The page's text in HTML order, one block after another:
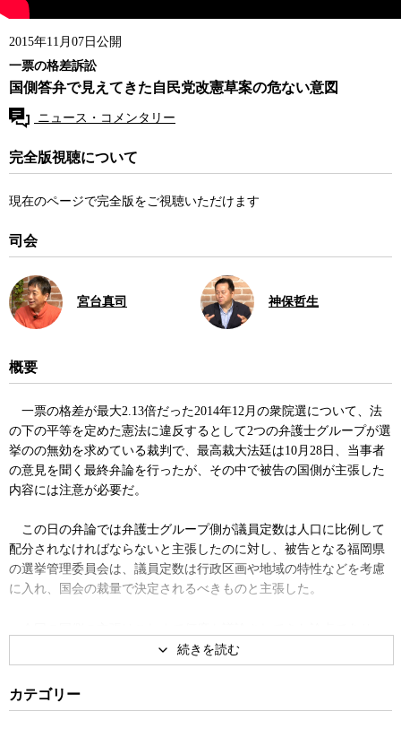
2015年11月07日公開
一票の格差訴訟
国側答弁で見えてきた自民党改憲草案の危ない意図
ニュース・コメンタリー
完全版視聴について
現在のページで完全版をご視聴いただけます
司会
宮台真司 神保哲生
概要
一票の格差が最大2.13倍だった2014年12月の衆院選について、法
の下の平等を定めた憲法に違反するとして2つの弁護士グループが選
挙のの無効を求めている裁判で、最高裁大法廷は10月28日、当事者
の意見を聞く最終弁論を行ったが、その中で被告の国側が主張した
内容には注意が必要だ。
この日の弁論では弁護士グループ側が議員定数は人口に比例して
配分されなければならないと主張したのに対し、被告となる福岡県
の選挙管理委員会は、議員定数は行政区画や地域の特性などを考慮
に入れ、国会の裁量で決定されるべきものと主張した。
既に最高裁によってそれが投票価値の不平等を正当化する理由とは
なり得ないとの判断が下っていると、弁護士グループの伊藤真弁護
士は指摘する。
カテゴリー